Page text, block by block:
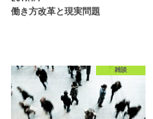
働き方改革と現実問題
雑談